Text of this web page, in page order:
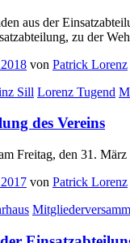
aus der
zu der
von Patrick Lorenz
Sill Lorenz Tugend
des Vereins
Freitag, den 31.
von Patrick Lorenz